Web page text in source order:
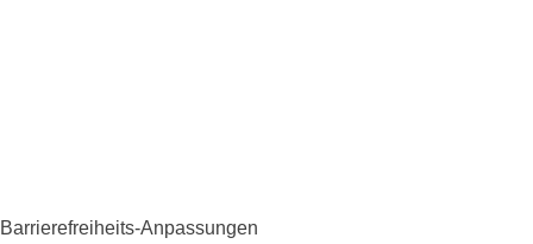
Barrierefreiheits-Anpassungen